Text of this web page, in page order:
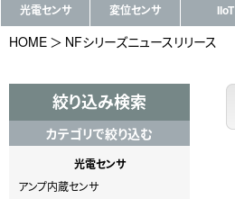
光電センサ 変位センサ IIoT
HOME NFシリーズニュースリリース
絞り込み検索
カテゴリで絞り込む
光電センサ
アンプ内蔵センサ